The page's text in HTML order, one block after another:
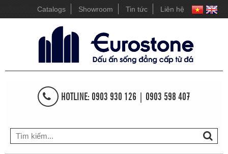
Catalogs Showroom Tin tức Liên hệ
HOTLINE: 0903 930 126 | 0903 598 407